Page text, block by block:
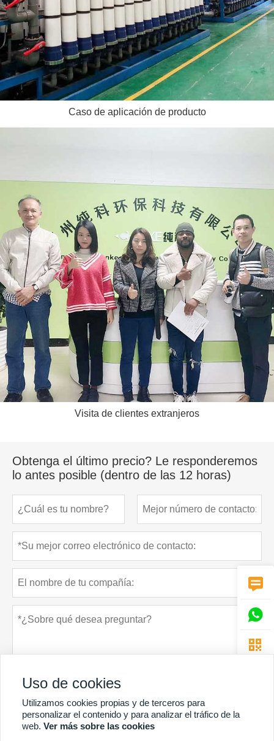
Caso de aplicación de producto
Visita de clientes extranjeros
Obtenga el último precio? Le responderemos
lo antes posible (dentro de las 12 horas)
presentar Política de privacidad



Uso de cookies
Utilizamos cookies propias y de terceros para
personalizar el contenido y para analizar el tráfico de la
web. Ver más sobre las cookies